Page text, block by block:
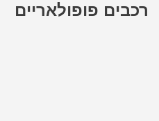
רכבים פופולאריים